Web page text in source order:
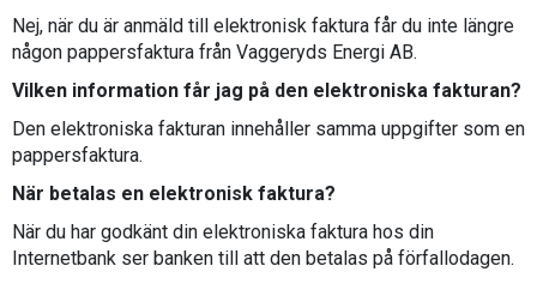
Nej, när du är anmäld till elektronisk faktura får du inte längre
någon pappersfaktura från Vaggeryds Energi AB.
Vilken information får jag på den elektroniska fakturan?
Den elektroniska fakturan innehåller samma uppgifter som en
pappersfaktura.
När betalas en elektronisk faktura?
När du har godkänt din elektroniska faktura hos din
Internetbank ser banken till att den betalas på förfallodagen.